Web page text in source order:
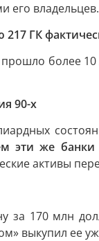
его владельцев.
ГК
более
90-х
эти же банки
активы
за 170 млн
выкупил ее